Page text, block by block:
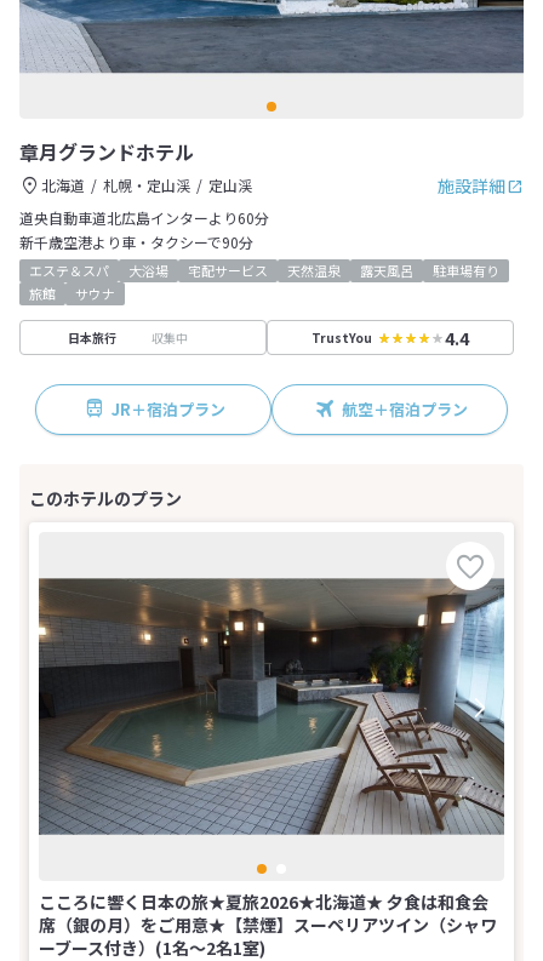
章月グランドホテル
施設詳細
北海道 札幌・定山渓
定山渓
道央自動車道北広島インターより60分
新千歳空港より車・タクシーで90分
エステ＆スパ 大浴場 宅配サービス 天然温泉 露天風呂
駐車場有り
旅館
サウナ
日本旅行 収集中 TrustYou 4.4
JR＋宿泊プラン 航空＋宿泊プラン
こころに響く日本の旅★夏旅2026★北海道★ 夕食は和食会
席（銀の月）をご用意★【禁煙】スーペリアツイン（シャワ
ーブース付き）(1名～2名1室)